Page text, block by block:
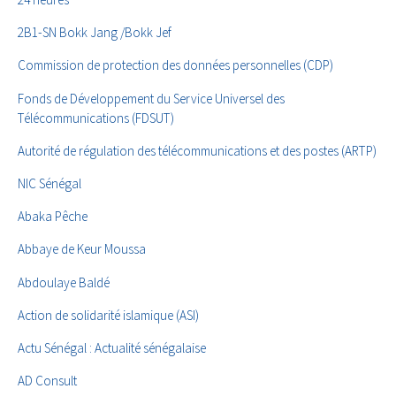
2B1-SN Bokk Jang /Bokk Jef
Commission de protection des données personnelles (CDP)
Fonds de Développement du Service Universel des
Télécommunications (FDSUT)
Autorité de régulation des télécommunications et des postes (ARTP)
NIC Sénégal
Abaka Pêche
Abbaye de Keur Moussa
Abdoulaye Baldé
Action de solidarité islamique (ASI)
Actu Sénégal : Actualité sénégalaise
AD Consult